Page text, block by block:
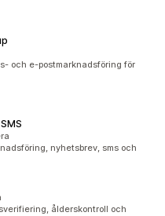
och e-postmarknadsföring för
nyhetsbrev, sms och
ålderskontroll och